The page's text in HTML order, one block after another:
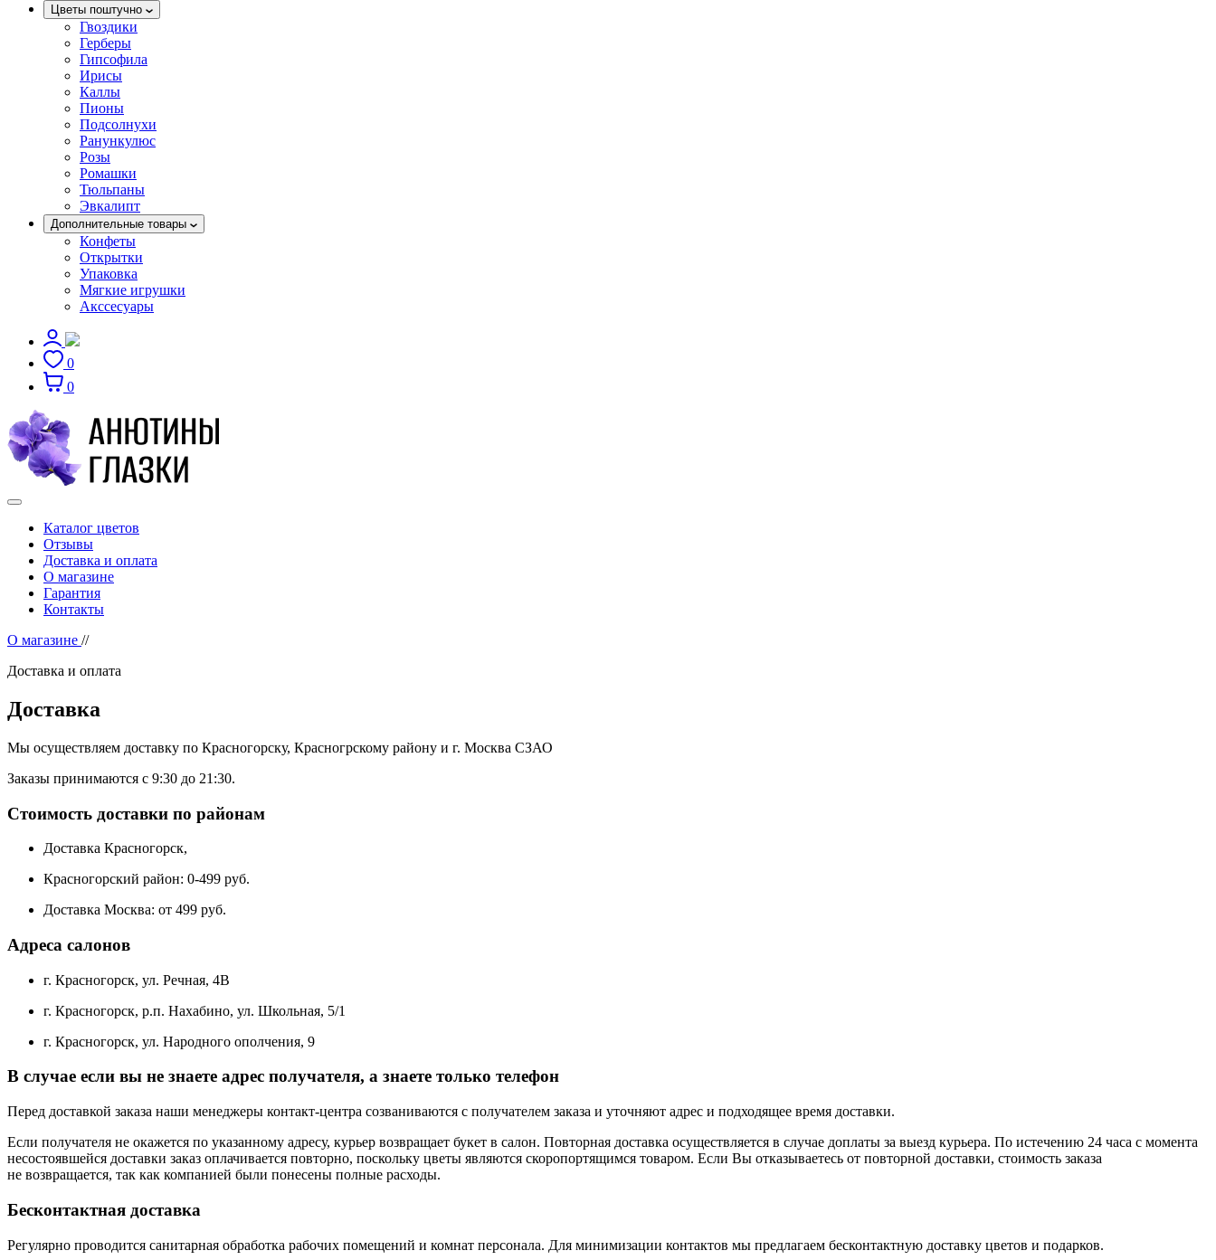
Цветы поштучно
Гвоздики
Герберы
Гипсофила
Ирисы
Каллы
Пионы
Подсолнухи
Ранункулюс
Розы
Ромашки
Тюльпаны
Эвкалипт
Дополнительные товары
Конфеты
Открытки
Упаковка
Мягкие игрушки
Акссесуары
0
0
Каталог цветов
Отзывы
Доставка и оплата
О магазине
Гарантия
Контакты
О магазине //
Доставка и оплата
Доставка
Мы осуществляем доставку по Красногорску, Красногрскому району и г. Москва СЗАО
Заказы принимаются c 9:30 до 21:30.
Стоимость доставки по районам
Доставка Красногорск,
Красногорский район: 0-499 руб.
Доставка Москва: от 499 руб.
Адреса салонов
г. Красногорск, ул. Речная, 4В
г. Красногорск, р.п. Нахабино, ул. Школьная, 5/1
г. Красногорск, ул. Народного ополчения, 9
В случае если вы не знаете адрес получателя, а знаете только телефон
Перед доставкой заказа наши менеджеры контакт-центра созваниваются с получателем заказа и уточняют адрес и подходящее время доставки.
Если получателя не окажется по указанному адресу, курьер возвращает букет в салон. Повторная доставка осуществляется в случае доплаты за выезд курьера. По истечению 24 часа с момента
несостоявшейся доставки заказ оплачивается повторно, поскольку цветы являются скоропортящимся товаром. Если Вы отказываетесь от повторной доставки, стоимость заказа
не возвращается, так как компанией были понесены полные расходы.
Бесконтактная доставка
Регулярно проводится санитарная обработка рабочих помещений и комнат персонала. Для минимизации контактов мы предлагаем бесконтактную доставку цветов и подарков.